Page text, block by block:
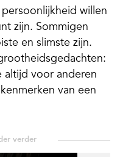
willen
zijn. Sommigen
en slimste zijn.
altijd voor anderen
van een